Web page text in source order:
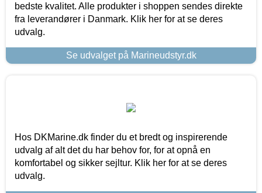
bedste kvalitet. Alle produkter i shoppen sendes direkte
fra leverandører i Danmark. Klik her for at se deres
udvalg.
Se udvalget på Marineudstyr.dk
Hos DKMarine.dk finder du et bredt og inspirerende
udvalg af alt det du har behov for, for at opnå en
komfortabel og sikker sejltur. Klik her for at se deres
udvalg.